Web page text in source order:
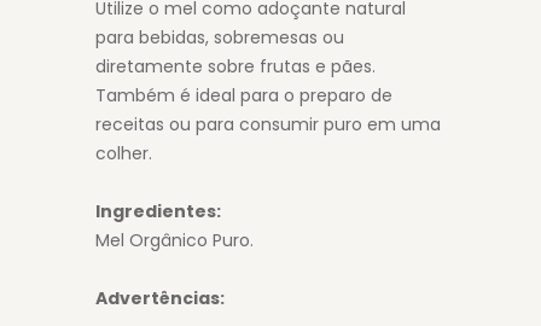
Utilize o mel como adoçante natural
para bebidas, sobremesas ou
diretamente sobre frutas e pães.
Também é ideal para o preparo de
receitas ou para consumir puro em uma
colher.
Ingredientes:
Mel Orgânico Puro.
Advertências: